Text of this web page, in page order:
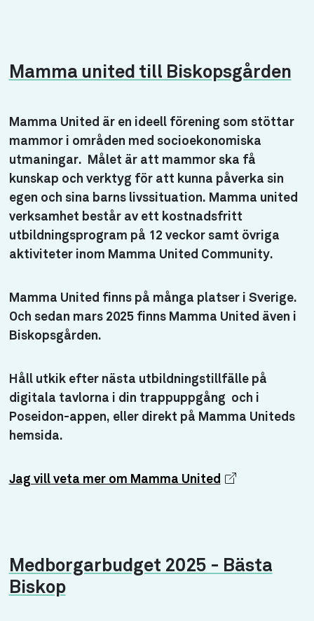
Mamma united till Biskopsgården
Mamma United är en ideell förening som stöttar
mammor i områden med socioekonomiska
utmaningar. Målet är att mammor ska få
kunskap och verktyg för att kunna påverka sin
egen och sina barns livssituation. Mamma united
verksamhet består av ett kostnadsfritt
utbildningsprogram på 12 veckor samt övriga
aktiviteter inom Mamma United Community.
Mamma United finns på många platser i Sverige.
Och sedan mars 2025 finns Mamma United även i
Biskopsgården.
Håll utkik efter nästa utbildningstillfälle på
digitala tavlorna i din trappuppgång och i
Poseidon-appen, eller direkt på Mamma Uniteds
hemsida.
Jag vill veta mer om Mamma United
Medborgarbudget 2025 - Bästa
Biskop